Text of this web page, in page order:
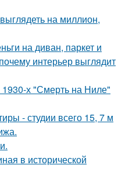
на миллион,
на диван, паркет и
интерьер выглядит
х "Смерть на Ниле"
- студии всего 15, 7 м
в исторической